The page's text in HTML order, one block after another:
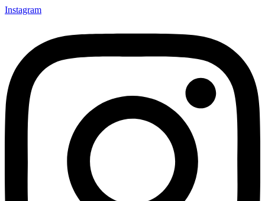
Instagram